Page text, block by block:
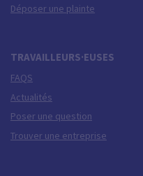
Déposer une plainte
TRAVAILLEURS·EUSES
FAQS
Actualités
Poser une question
Trouver une entreprise